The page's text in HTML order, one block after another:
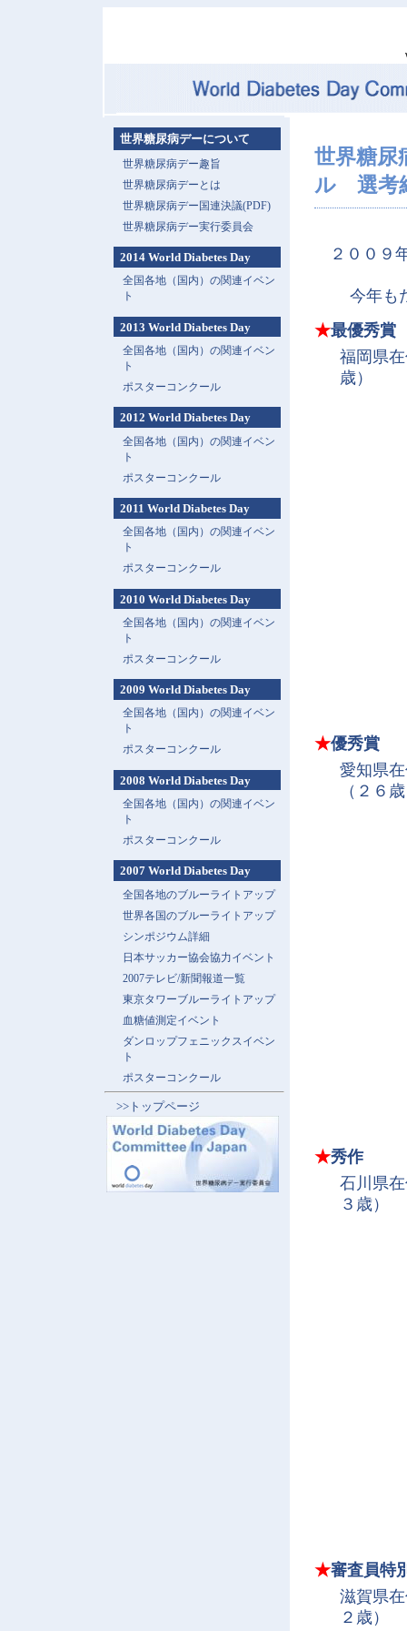
世界糖
ル 選考
２００９
今年も
★最優秀賞
福岡県
歳）
★優秀賞
愛知県
（２６
★秀作
石川県
３歳）
★審査員特
滋賀県
２歳）
世界糖尿病デーについて
世界糖尿病デー趣旨
世界糖尿病デーとは
世界糖尿病デー国連決議(PDF)
世界糖尿病デー実行委員会
2014 World Diabetes Day
全国各地（国内）の関連イベン
ト
2013 World Diabetes Day
全国各地（国内）の関連イベン
ト
ポスターコンクール
2012 World Diabetes Day
全国各地（国内）の関連イベン
ト
ポスターコンクール
2011 World Diabetes Day
全国各地（国内）の関連イベン
ト
ポスターコンクール
2010 World Diabetes Day
全国各地（国内）の関連イベン
ト
ポスターコンクール
2009 World Diabetes Day
全国各地（国内）の関連イベン
ト
ポスターコンクール
2008 World Diabetes Day
全国各地（国内）の関連イベン
ト
ポスターコンクール
2007 World Diabetes Day
全国各地のブルーライトアップ
世界各国のブルーライトアップ
シンポジウム詳細
日本サッカー協会協力イベント
2007テレビ/新聞報道一覧
東京タワーブルーライトアップ
血糖値測定イベント
ダンロップフェニックスイベン
ト
ポスターコンクール
>>トップページ